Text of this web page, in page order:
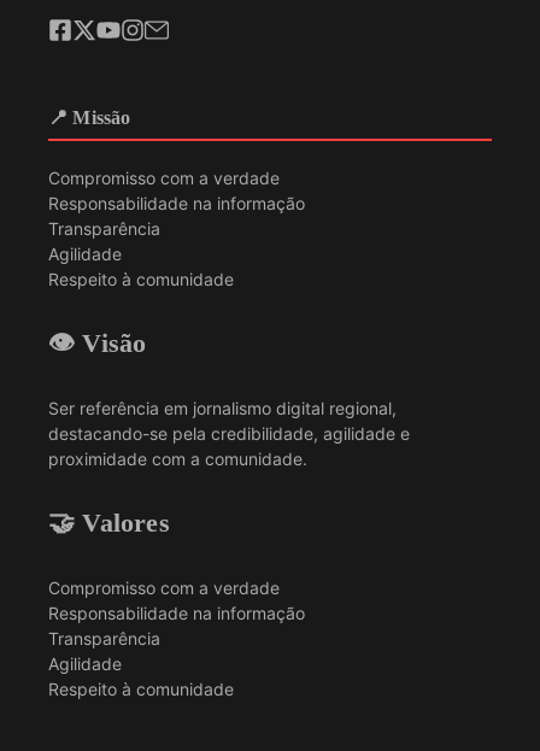
📍 Missão
Compromisso com a verdade
Responsabilidade na informação
Transparência
Agilidade
Respeito à comunidade
👁️ Visão
Ser referência em jornalismo digital regional,
destacando-se pela credibilidade, agilidade e
proximidade com a comunidade.
🤝 Valores
Compromisso com a verdade
Responsabilidade na informação
Transparência
Agilidade
Respeito à comunidade